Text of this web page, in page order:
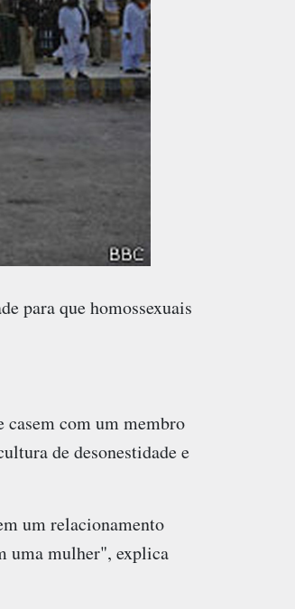
para que homossexuais
casem com um membro
de desonestidade e
um relacionamento
uma mulher", explica